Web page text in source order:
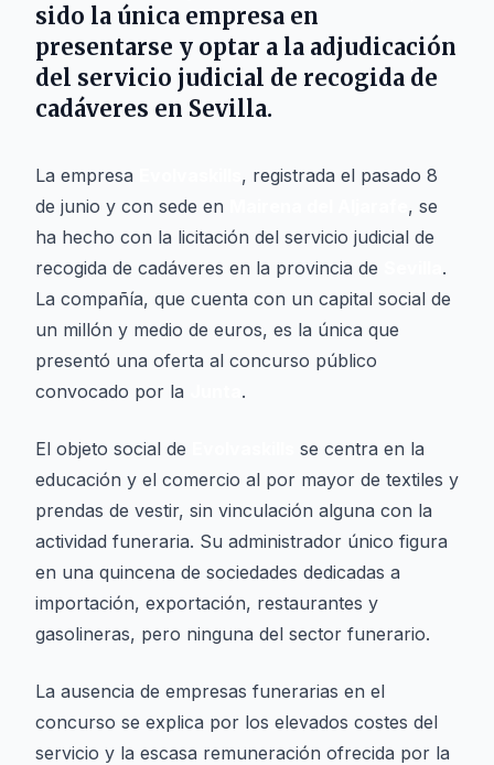
sido la única empresa en
presentarse y optar a la adjudicación
del servicio judicial de recogida de
cadáveres en Sevilla.
La empresa
, registrada el pasado 8
de junio y con sede en
, se
ha hecho con la licitación del servicio judicial de
recogida de cadáveres en la provincia de
.
La compañía, que cuenta con un capital social de
un millón y medio de euros, es la única que
presentó una oferta al concurso público
convocado por la
.
El objeto social de
se centra en la
educación y el comercio al por mayor de textiles y
prendas de vestir, sin vinculación alguna con la
actividad funeraria. Su administrador único figura
en una quincena de sociedades dedicadas a
importación, exportación, restaurantes y
gasolineras, pero ninguna del sector funerario.
La ausencia de empresas funerarias en el
concurso se explica por los elevados costes del
servicio y la escasa remuneración ofrecida por la